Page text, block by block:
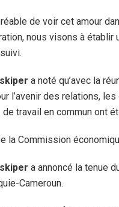
de voir cet amour
nous visons à établir
a noté qu’avec la
l’avenir des relations,
travail en commun ont
la Commission
a annoncé la tenue
Cameroun.